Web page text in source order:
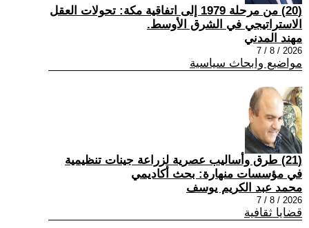
(20) من مرحلة 1979 إلى اتفاقية مكة: تحولات العقل
الاستراتيجي في الشرق الأوسط.
مهند المدني
2026 / 8 / 7
مواضيع وابحاث سياسية
(21) طرق وأساليب عصرية لزراعة جينات تنظيمية
في مؤسسات منهارة: بحث أكاديمي
محمد عبد الكريم يوسف
2026 / 8 / 7
قضايا ثقافية